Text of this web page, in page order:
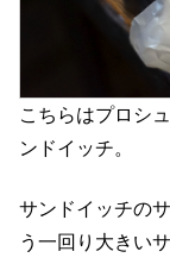
こちらはプロシ
ンドイッチ。
サンドイッチの
う一回り大きい